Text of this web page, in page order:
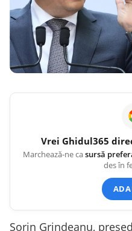
Vrei Ghidul365
Marchează-ne casursă
des în
Sorin Grindeanu,